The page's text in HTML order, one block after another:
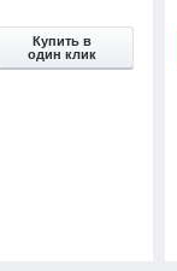
Купить в
один клик